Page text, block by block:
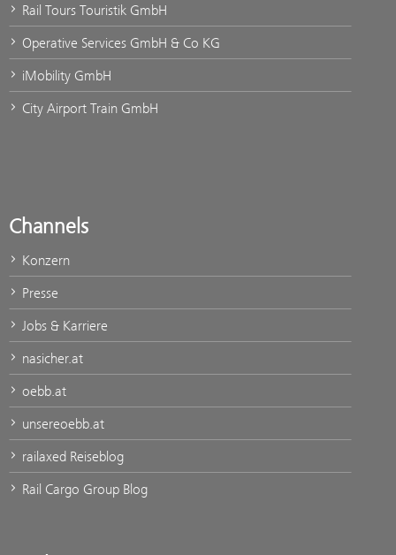
Rail Tours Touristik GmbH
Operative Services GmbH & Co KG
iMobility GmbH
City Airport Train GmbH
Channels
Konzern
Presse
Jobs & Karriere
nasicher.at
oebb.at
unsereoebb.at
railaxed Reiseblog
Rail Cargo Group Blog